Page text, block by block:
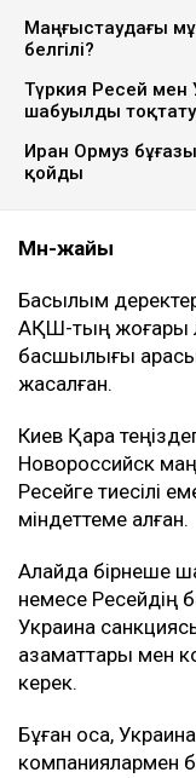
Маңғыстаудағы
белгілі?
Түркия Ресей мен
шабуылды
Иран Ормуз
қойды
Мән-жайы
Басылым
АҚШ-тың жоғары
басшылығы
жасалған.
Киев Қара
Новороссийск
Ресейге тиесілі
міндеттеме алған.
Алайда бірнеше
немесе Ресейдің
Украина
азаматтары мен
керек.
Бұған қоса,
компаниялармен